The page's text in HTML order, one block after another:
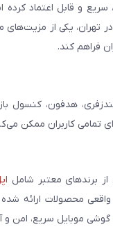
سریع و قابل اعتماد
تهران، یکی از
فراهم کند.
هدفون، کنسول
کاربران ممکن
برندهای معتبر شامل
محصولات ارائه شده
موبایل سریع، امن